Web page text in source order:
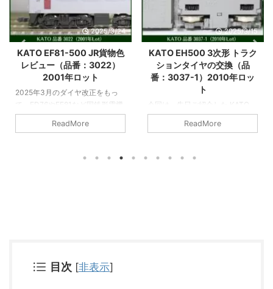
2025/3/15
KATO EH500 3次形 トラク
ションタイヤの交換（品
番：3037-1）2010年ロッ
ト
今回は、先日ご紹介した KATO
EH500 3次形（品番：3037-1）
2010年ロット の続報となりま
り付けのために分解整備をしてい
きます。 この記事を読んで頂き
ReadMore
2025/3/2
KATO EH500 3次形 レビュ
ー（品番：3037-1）2010
年ロット
少々古い製品となりますが、
KATO EH500 3次形（品番：
3037-1）2010年ロットを入手し
ましたので、ご紹介したいと思い
ReadMore
目次 [非表示]